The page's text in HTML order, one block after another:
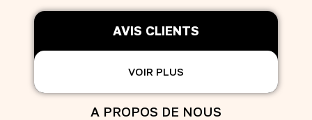
AVIS CLIENTS
VOIR PLUS
A PROPOS DE NOUS